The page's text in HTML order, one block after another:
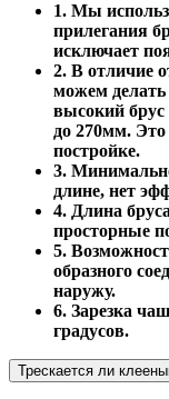
1. Мы
прилегания
исключает
2. В отличие
можем делать
высокий брус
до 270мм. Это
постройке.
3.
длине, нет
4. Длина
просторные
5.
образного
наружу.
6. Зарезка
градусов.
Трескается ли